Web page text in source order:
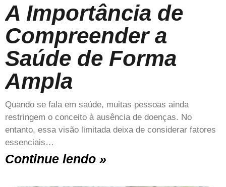
A Importância de
Compreender a
Saúde de Forma
Ampla
Quando se fala em saúde, muitas pessoas ainda
restringem o conceito à ausência de doenças. No
entanto, essa visão limitada deixa de considerar fatores
essenciais…
Continue lendo »